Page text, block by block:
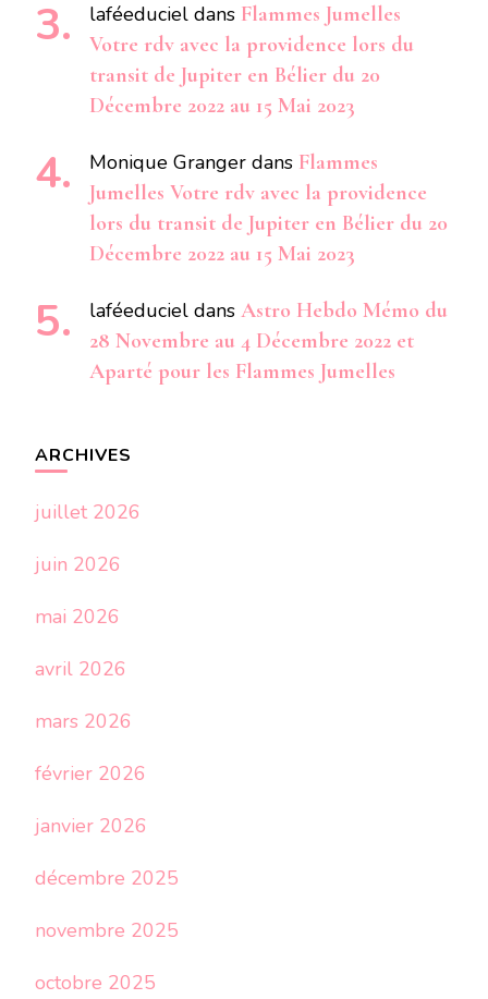
laféeduciel dans Flammes Jumelles
Votre rdv avec la providence lors du
transit de Jupiter en Bélier du 20
Décembre 2022 au 15 Mai 2023
Monique Granger dans Flammes
Jumelles Votre rdv avec la providence
lors du transit de Jupiter en Bélier du 20
Décembre 2022 au 15 Mai 2023
laféeduciel dans Astro Hebdo Mémo du
28 Novembre au 4 Décembre 2022 et
Aparté pour les Flammes Jumelles
ARCHIVES
juillet 2026
juin 2026
mai 2026
avril 2026
mars 2026
février 2026
janvier 2026
décembre 2025
novembre 2025
octobre 2025